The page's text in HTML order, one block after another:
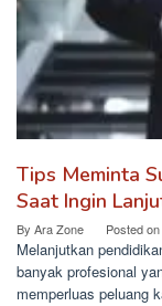
Tips Meminta
Saat Ingin
By Ara Zone Posted on
Melanjutkan
banyak profesional
memperluas peluang